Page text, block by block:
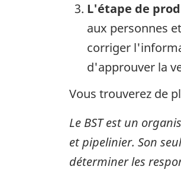
L'étape de
aux personnes
corriger
d'approuver la
Vous trouverez de
Le BST est un
et pipelinier. Son
déterminer les